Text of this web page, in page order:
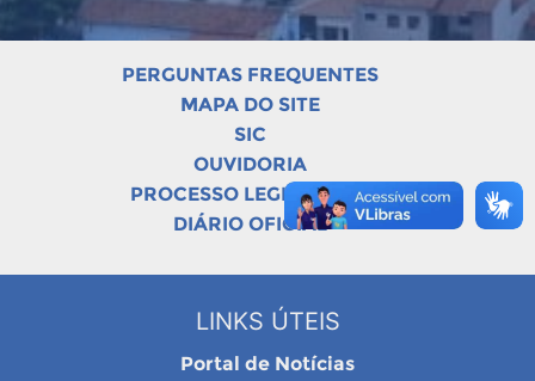
PERGUNTAS FREQUENTES
MAPA DO SITE
SIC
OUVIDORIA
PROCESSO LEGISLATIVO
DIÁRIO OFICIAL
LINKS ÚTEIS
Portal de Notícias